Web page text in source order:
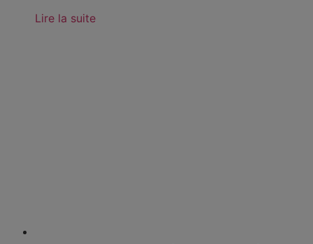
Lire la suite